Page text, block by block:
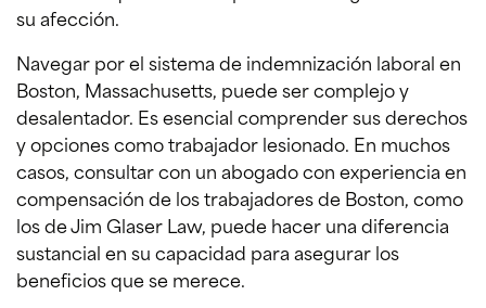
su afección.
Navegar por el sistema de indemnización laboral en
Boston, Massachusetts, puede ser complejo y
desalentador. Es esencial comprender sus derechos
y opciones como trabajador lesionado. En muchos
casos, consultar con un abogado con experiencia en
compensación de los trabajadores de Boston, como
los de Jim Glaser Law, puede hacer una diferencia
sustancial en su capacidad para asegurar los
beneficios que se merece.